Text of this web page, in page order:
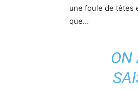
une foule de têtes
que…
ON